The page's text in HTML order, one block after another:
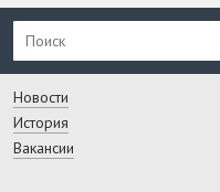
Новости
История
Вакансии